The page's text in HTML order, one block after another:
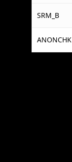
SRM_B
ANONCHK